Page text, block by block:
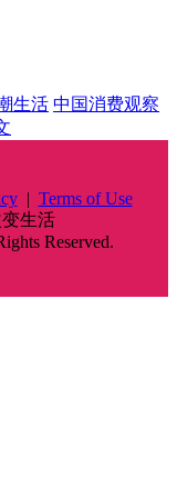
生活 中国消费观察
| Terms of Use
生活
Reserved.